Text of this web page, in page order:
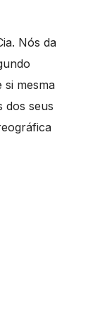
Nós da
mesma
dos seus